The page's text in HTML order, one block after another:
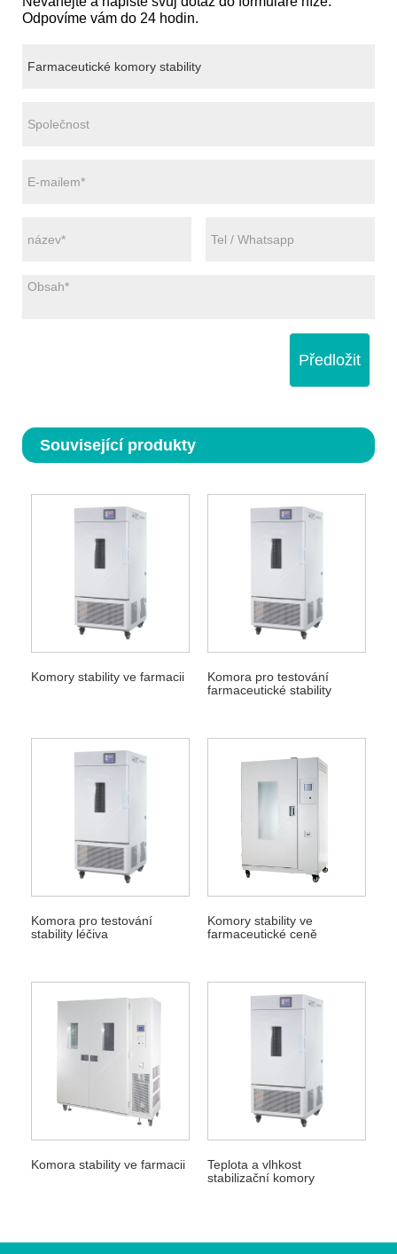
Odpovíme vám do 24 hodin.
Předložit
Související produkty
Komory stability ve farmacii
Komora pro testování
farmaceutické stability
Komora pro testování
stability léčiva
Komory stability ve
farmaceutické ceně
Komora stability ve farmacii
Teplota a vlhkost
stabilizační komory